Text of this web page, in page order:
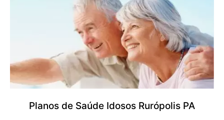
Planos de Saúde Idosos Rurópolis PA